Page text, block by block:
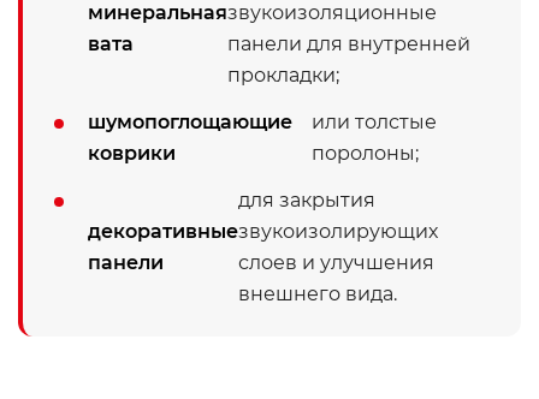
минеральная
вата
звукоизоляционные
панели для внутренней
прокладки;
шумопоглощающие
коврики
или толстые
поролоны;
декоративные
панели
для закрытия
звукоизолирующих
слоев и улучшения
внешнего вида.